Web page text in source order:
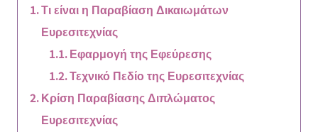
Τι είναι η Παραβίαση Δικαιωμάτων
Ευρεσιτεχνίας
Εφαρμογή της Εφεύρεσης
Τεχνικό Πεδίο της Ευρεσιτεχνίας
Κρίση Παραβίασης Διπλώματος
Ευρεσιτεχνίας